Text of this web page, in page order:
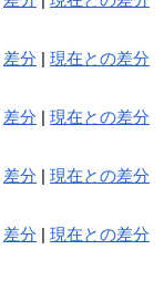
差分 |現在との差分
差分 |現在との差分
差分 |現在との差分
差分 |現在との差分